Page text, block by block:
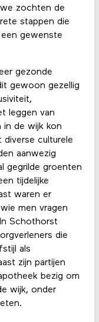
zochten de
stappen die
gewenste
gezonde
gewoon gezellig
leggen van
in de wijk kon
diverse culturele
aanwezig
gegrilde groenten
tijdelijke
waren er
men vragen
Schothorst
die
als
zijn partijen
bezig om
wijk, onder